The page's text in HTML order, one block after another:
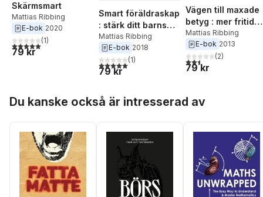
Skärmsmart
Mattias Ribbing
E-bok 2020
5,0utav 5 stjärnor. Totalt antal röster:
(1)
79 kr
Smart föräldraskap
: stärk ditt barns
lärande, fokus och
kreativitet
Mattias Ribbing
E-bok 2018
5,0utav 5 stjärnor. Totalt antal röster:
(1)
79 kr
Vägen till maxade
betyg : mer fritid
och kunskap för
livet med effektiv
minnesträning
Mattias Ribbing
E-bok 2013
2,5utav 5 stjärnor.
(2)
79 kr
Du kanske också är intresserad av